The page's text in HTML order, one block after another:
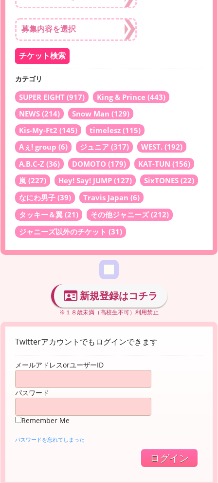
カテゴリ
SUPER EIGHT (917) King & Prince (443)
NEWS (214) Snow Man (129)
Kis-My-Ft2 (145) timelesz (115)
Aぇ! group (6) ジュニア (317) WEST. (192)
A.B.C-Z (36) DOMOTO (179) KAT-TUN (156)
嵐 (227) Hey! Say! JUMP (127) SixTONES (22)
なにわ男子 (39) Travis Japan (6)
タッキー＆翼 (21) その他ジャニーズ(212)
ジャニーズ以外のチケット (31)
新規登録はコチラ
※１８歳未満（高校生不可）利用禁止
Twitterアカウントでもログインできます
メールアドレスorユーザーID
パスワード
Remember Me
パスワードを忘れてしまった